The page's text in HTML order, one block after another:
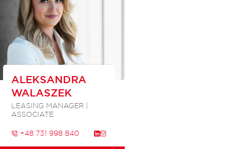
ALEKSANDRA
WALASZEK
LEASING MANAGER |
ASSOCIATE
+48 731 998 840